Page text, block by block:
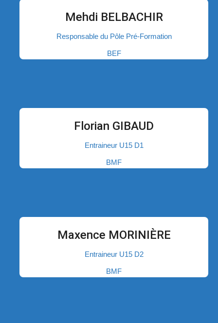
Mehdi BELBACHIR
Responsable du Pôle Pré-Formation
BEF
Florian GIBAUD
Entraineur U15 D1
BMF
Maxence MORINIÈRE
Entraineur U15 D2
BMF